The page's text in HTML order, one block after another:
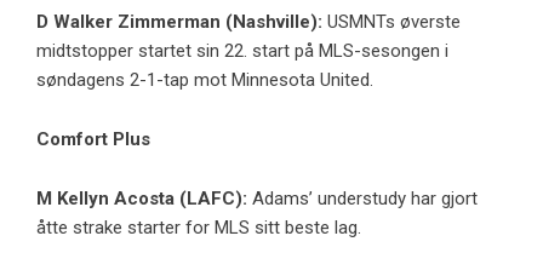
D Walker Zimmerman (Nashville): USMNTs øverste
midtstopper startet sin 22. start på MLS-sesongen i
søndagens 2-1-tap mot Minnesota United.
Comfort Plus
M Kellyn Acosta (LAFC): Adams’ understudy har gjort
åtte strake starter for MLS sitt beste lag.